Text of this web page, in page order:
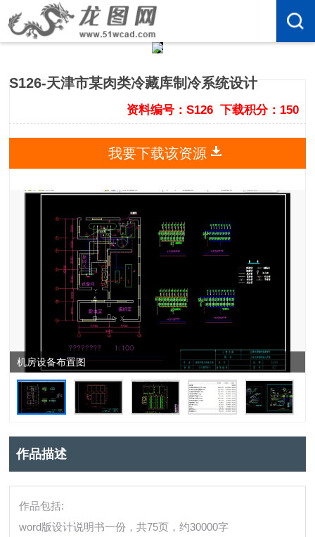
S126-天津市某肉类冷藏库制冷系统设计
下载积分：150
资料编号：S126
我要下载该资源
机房设备布置图
作品描述
作品包括:
word版设计说明书一份，共75页，约30000字